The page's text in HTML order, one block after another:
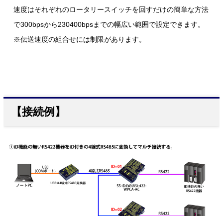
速度はそれぞれのロータリースイッチを回すだけの簡単な方法
で300bpsから230400bpsまでの幅広い範囲で設定できます。
※伝送速度の組合せには制限があります。
【接続例】